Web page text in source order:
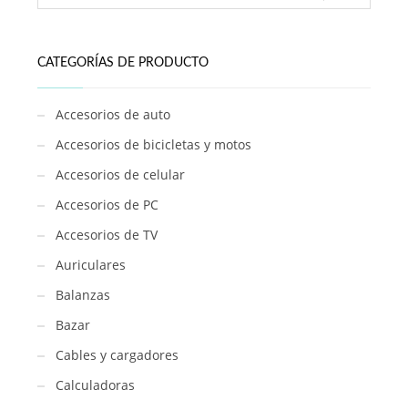
cantidad
CATEGORÍAS DE PRODUCTO
Accesorios de auto
Accesorios de bicicletas y motos
Accesorios de celular
Accesorios de PC
Accesorios de TV
Auriculares
Balanzas
Bazar
Cables y cargadores
Calculadoras